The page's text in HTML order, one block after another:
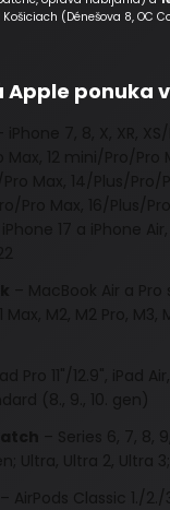
(Dénešova 8, OC
Apple ponuka
Max, M2, M2 Pro, M3,
Pro 11"/12.9", iPad
– Series 6, 7, 8, 9,
Ultra, Ultra 2, Ultra
– AirPods Classic 1./